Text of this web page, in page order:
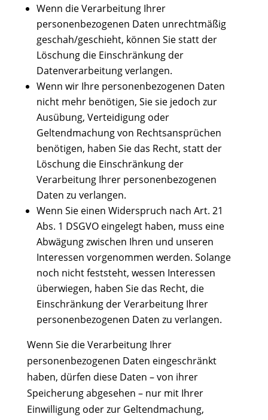
Wenn die Verarbeitung Ihrer
personenbezogenen Daten unrechtmäßig
geschah/geschieht, können Sie statt der
Löschung die Einschränkung der
Datenverarbeitung verlangen.
Wenn wir Ihre personenbezogenen Daten
nicht mehr benötigen, Sie sie jedoch zur
Ausübung, Verteidigung oder
Geltendmachung von Rechtsansprüchen
benötigen, haben Sie das Recht, statt der
Löschung die Einschränkung der
Verarbeitung Ihrer personenbezogenen
Daten zu verlangen.
Wenn Sie einen Widerspruch nach Art. 21
Abs. 1 DSGVO eingelegt haben, muss eine
Abwägung zwischen Ihren und unseren
Interessen vorgenommen werden. Solange
noch nicht feststeht, wessen Interessen
überwiegen, haben Sie das Recht, die
Einschränkung der Verarbeitung Ihrer
personenbezogenen Daten zu verlangen.
Wenn Sie die Verarbeitung Ihrer
personenbezogenen Daten eingeschränkt
haben, dürfen diese Daten – von ihrer
Speicherung abgesehen – nur mit Ihrer
Einwilligung oder zur Geltendmachung,